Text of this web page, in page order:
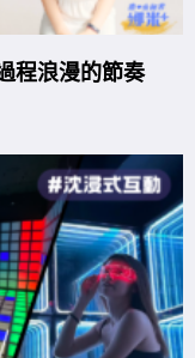
程浪漫的節奏